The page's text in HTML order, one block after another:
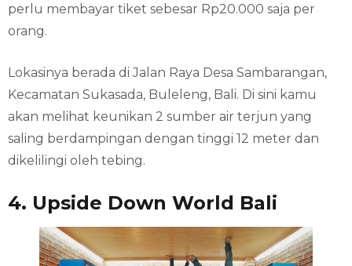
perlu membayar tiket sebesar Rp20.000 saja per
orang.
Lokasinya berada di Jalan Raya Desa Sambarangan,
Kecamatan Sukasada, Buleleng, Bali. Di sini kamu
akan melihat keunikan 2 sumber air terjun yang
saling berdampingan dengan tinggi 12 meter dan
dikelilingi oleh tebing.
4. Upside Down World Bali